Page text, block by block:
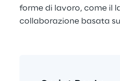
forme di lavoro, come il
collaborazione basata